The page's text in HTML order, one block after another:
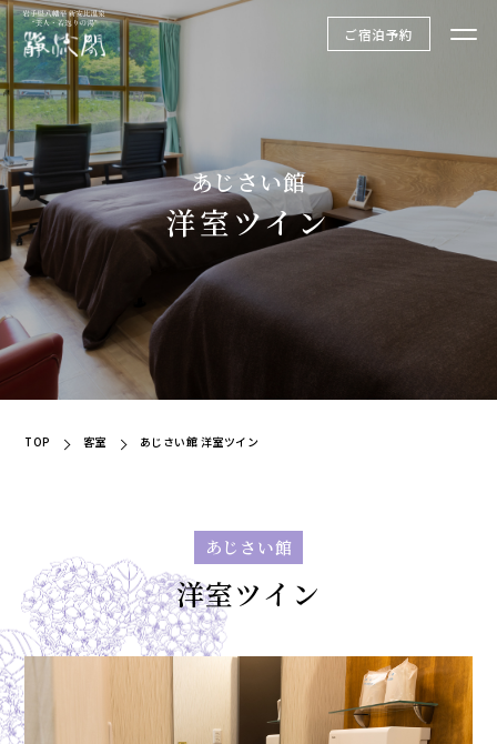
ご宿泊予約
あじさい館
洋室ツイン
TOP 客室 あじさい館 洋室ツイン
あじさい館
洋室ツイン